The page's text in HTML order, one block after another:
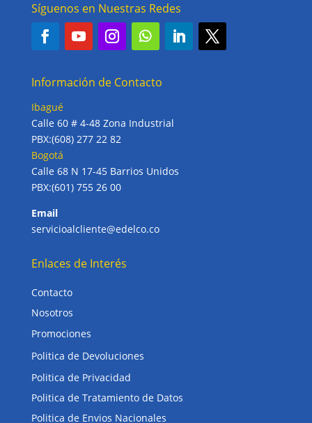
Síguenos en Nuestras Redes
Información de Contacto
Ibagué
Calle 60 # 4-48 Zona Industrial
PBX:(608) 277 22 82
Bogotá
Calle 68 N 17-45 Barrios Unidos
PBX:(601) 755 26 00
Email
servicioalcliente@edelco.co
Enlaces de Interés
Contacto
Nosotros
Promociones
Politica de Devoluciones
Politica de Privacidad
Politica de Tratamiento de Datos
Politica de Envios Nacionales